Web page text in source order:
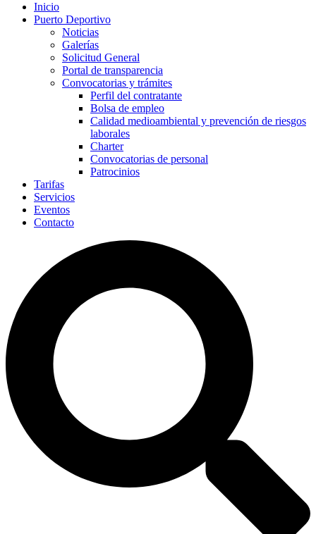
Inicio
Puerto Deportivo
Noticias
Galerías
Solicitud General
Portal de transparencia
Convocatorias y trámites
Perfil del contratante
Bolsa de empleo
Calidad medioambiental y prevención de riesgos
laborales
Charter
Convocatorias de personal
Patrocinios
Tarifas
Servicios
Eventos
Contacto